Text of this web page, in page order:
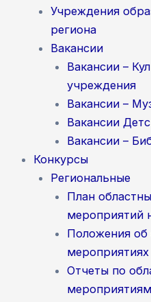
Учреждения
региона
Вакансии
Вакансии –
учреждения
Вакансии –
Вакансии
Вакансии –
Конкурсы
Региональные
План
мероприятий
Положения об
мероприятиях
Отчеты по
мероприятиям